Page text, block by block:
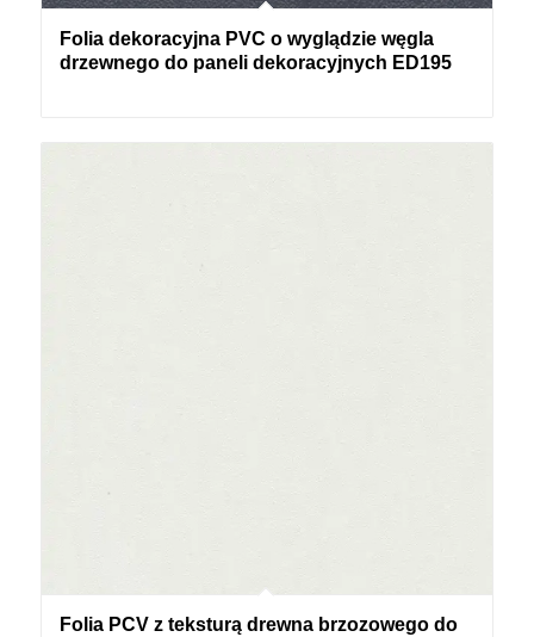
Folia dekoracyjna PVC o wyglądzie węgla
drzewnego do paneli dekoracyjnych ED195
Folia PCV z teksturą drewna brzozowego do